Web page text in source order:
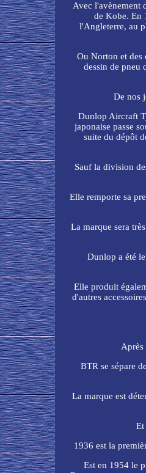
Avec l'avènement
de Kobe. En
l'Angleterre, au
Ou Norton et des
dessin de pneu
De nos
Dunlop Aircraft
japonaise passe
suite du dépôt
Sauf la division
Elle remporte sa
La marque sera
Dunlop a été
Elle produit
d'autres
Après
BTR se sépare
La marque est
1936 est la
Est en 1954 le